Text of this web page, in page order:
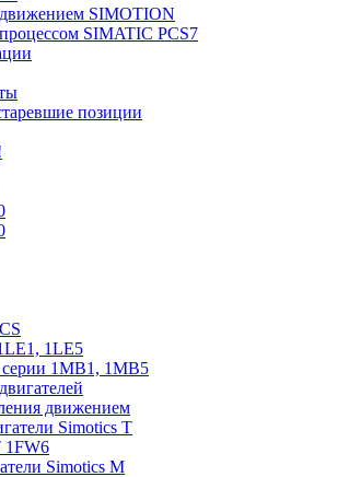
SIMOTION
SIMATIC PCS7
позиции
1LE5
1MB1, 1MB5
движением
Simotics T
1FW6
Simotics M